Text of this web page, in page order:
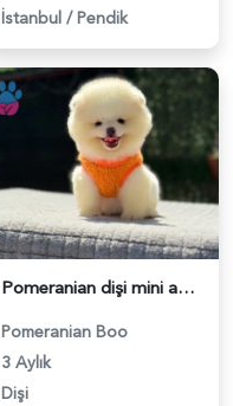
İstanbul /Pendik
Pomeranian dişi mini ayıcık yavrumuz - 6255
Pomeranian Boo
3 Aylık
Dişi